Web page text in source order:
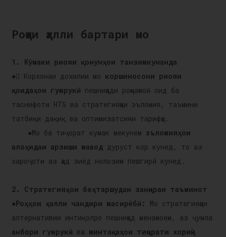
Роҳҳои ҳалли бартари мо
1. Кӯмаки риояи қонунҳои танзимкунанда
● Корхонаи дохилии мо коршиносони риояи
қоидаҳои гумрукӣ пешниҳоди роҳнамоӣ оид ба
таснифоти HTS ва стратегияҳои эъломия, таъмини
татбиқи дақиқ ва оптимизатсияи тарифҳо.
●Мо ба тиҷорат кумак мекунем эъломияҳои
алоҳидаи арзиши маводдуруст кор кунед, то аз
хароҷоти аз ҳад зиёд нолозим пешгирӣ кунед.
2. Стратегияҳои беҳтаршудаи занҷираи таъминот
●Роҳҳои ҳалли чандири масирёбӣ:
Мо стратегияҳои
алтернативии интиқолро пешниҳод менамоем, аз ҷумла
анбори гумрукӣ ва минтақаҳои тиҷорати хориҷӣ